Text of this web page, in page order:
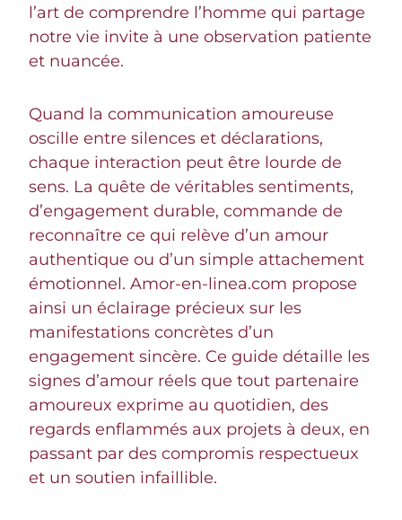
l’art de comprendre l’homme qui partage
notre vie invite à une observation patiente
et nuancée.
Quand la communication amoureuse
oscille entre silences et déclarations,
chaque interaction peut être lourde de
sens. La quête de véritables sentiments,
d’engagement durable, commande de
reconnaître ce qui relève d’un amour
authentique ou d’un simple attachement
émotionnel. Amor-en-linea.com propose
ainsi un éclairage précieux sur les
manifestations concrètes d’un
engagement sincère. Ce guide détaille les
signes d’amour réels que tout partenaire
amoureux exprime au quotidien, des
regards enflammés aux projets à deux, en
passant par des compromis respectueux
et un soutien infaillible.